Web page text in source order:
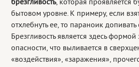
бытовом уровне. К примеру, если
отхлебнуть ее, то параноик допивать
Брезгливость является здесь
опасности, что выливается в
«воздействия», «заражения»,